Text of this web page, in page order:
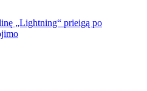
„Lightning“ prieigą po